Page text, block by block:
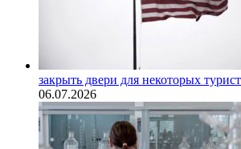
закрыть двери для некоторых
06.07.2026